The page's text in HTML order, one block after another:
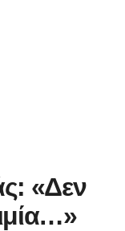
«Δεν